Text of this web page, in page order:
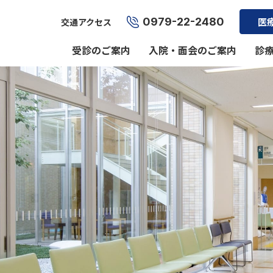
交通アクセス 0979-22-2480 医
受診のご案内 入院・面会のご案内 診